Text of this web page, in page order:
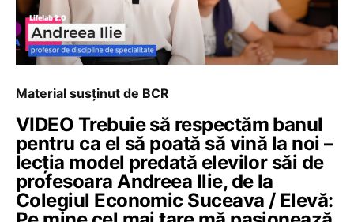
Material susținut de BCR
VIDEO Trebuie să respectăm banul
pentru ca el să poată să vină la noi –
lecția model predată elevilor săi de
profesoara Andreea Ilie, de la
Colegiul Economic Suceava / Elevă: